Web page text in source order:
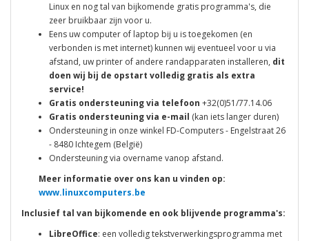
Linux en nog tal van bijkomende gratis programma's, die
zeer bruikbaar zijn voor u.
Eens uw computer of laptop bij u is toegekomen (en
verbonden is met internet) kunnen wij eventueel voor u via
afstand, uw printer of andere randapparaten installeren, dit
doen wij bij de opstart volledig gratis als extra
service!
Gratis ondersteuning via telefoon +32(0)51/77.14.06
Gratis ondersteuning via e-mail (kan iets langer duren)
Ondersteuning in onze winkel FD-Computers - Engelstraat 26
- 8480 Ichtegem (België)
Ondersteuning via overname vanop afstand.
Meer informatie over ons kan u vinden op:
www.linuxcomputers.be
Inclusief tal van bijkomende en ook blijvende programma's:
LibreOffice: een volledig tekstverwerkingsprogramma met